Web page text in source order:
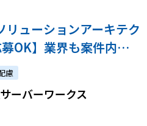
ューションアーキテク
OK】業界も案件内容
参画！多数のAWSプロ
を磨き、エンジニアと
慮
ーバーワークス